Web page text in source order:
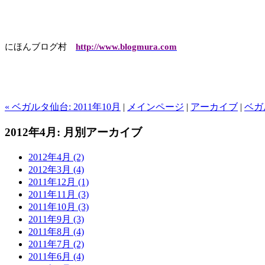
にほんブログ村 http://www.blogmura.com
« ベガルタ仙台: 2011年10月 | メインページ | アーカイブ | ベガ
2012年4月: 月別アーカイブ
2012年4月 (2)
2012年3月 (4)
2011年12月 (1)
2011年11月 (3)
2011年10月 (3)
2011年9月 (3)
2011年8月 (4)
2011年7月 (2)
2011年6月 (4)